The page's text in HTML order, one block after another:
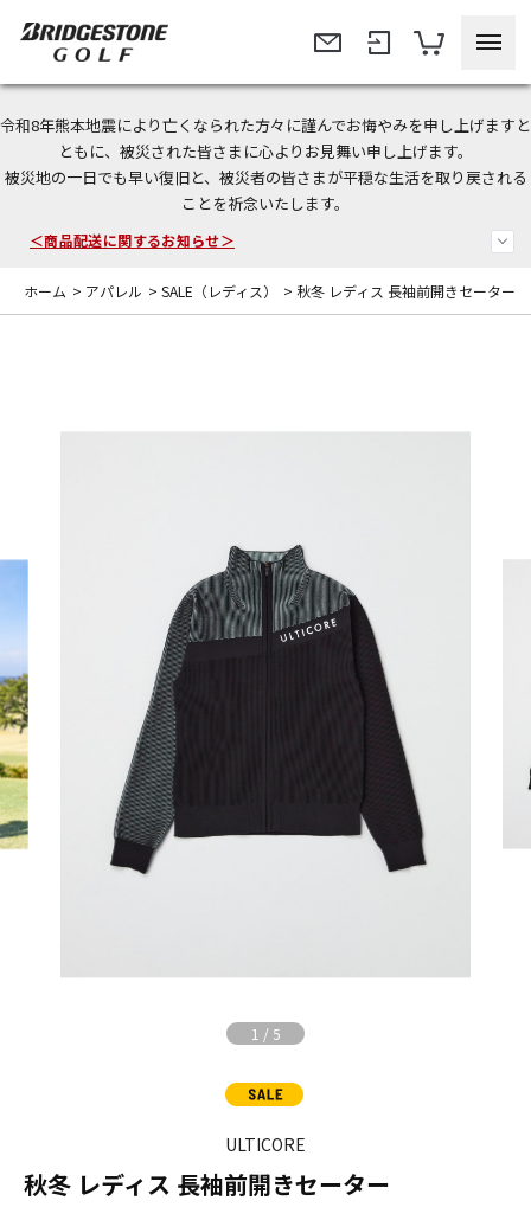
令和8年熊本地震により亡くなられた方々に謹んでお悔やみを申し上げますと
ともに、被災された皆さまに心よりお見舞い申し上げます。
被災地の一日でも早い復旧と、被災者の皆さまが平穏な生活を取り戻される
ことを祈念いたします。
＜夏季休暇中のご注文・発送・お問い合わせ＞
今なら新規会員登録で1,000円OFFクーポンプレゼント！
＜商品配送に関するお知らせ＞
ホーム > アパレル > SALE（レディス） > 秋冬 レディス 長袖前開きセーター
1 / 5
ULTICORE
秋冬 レディス 長袖前開きセーター